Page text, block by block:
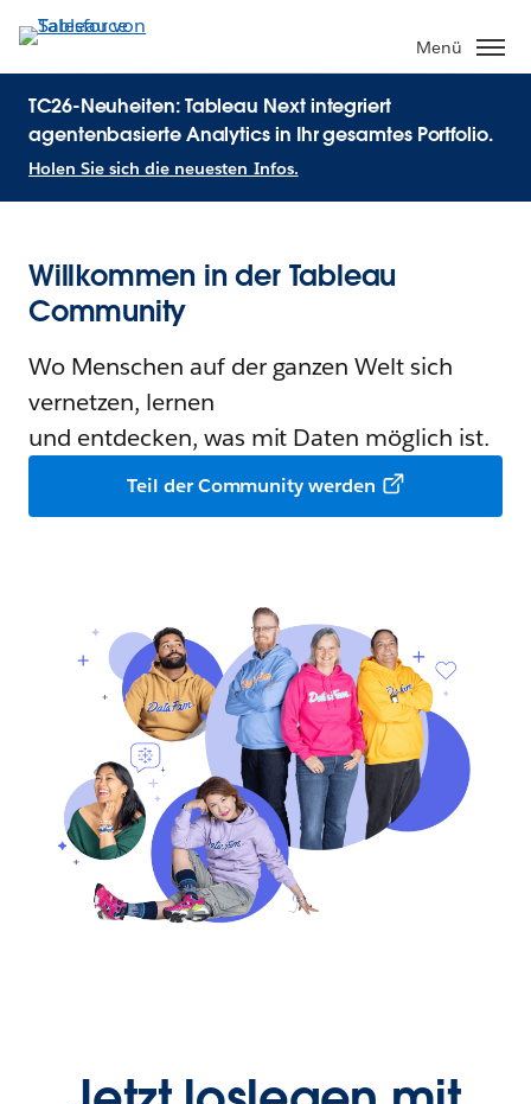
Menü
TC26-Neuheiten: Tableau Next integriert
agentenbasierte Analytics in Ihr gesamtes Portfolio.
Holen Sie sich die neuesten Infos.
Willkommen in der Tableau
Community
Wo Menschen auf der ganzen Welt sich
vernetzen, lernen
und entdecken, was mit Daten möglich ist.
Teil der Community werden